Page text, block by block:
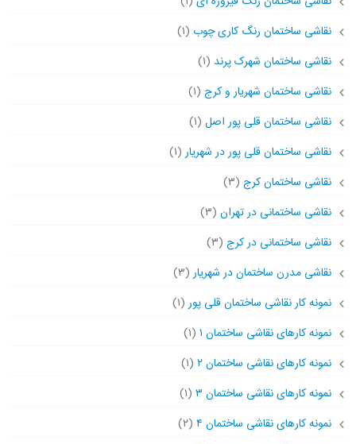
نقاشی ساختمان رنگ کاری چوب (۱)
نقاشی ساختمان شهرک پرند (۱)
نقاشی ساختمان شهریار و کرج (۱)
نقاشی ساختمان قلی پور اصل (۱)
نقاشی ساختمان قلی پور در شهریار(۱)
نقاشی ساختمان کرج (۳)
نقاشی ساختمانی در تهران (۳)
نقاشی ساختمانی در کرج (۳)
نقاشی مدرن ساختمان در شهریار(۳)
نمونه کار نقاشی ساختمان قلی پور(۱)
نمونه کارهای نقاشی ساختمان ۱ (۱)
نمونه کارهای نقاشی ساختمان ۲
(۱)
نمونه کارهای نقاشی ساختمان ۳
(۱)
نمونه کارهای نقاشی ساختمان ۴
(۲)